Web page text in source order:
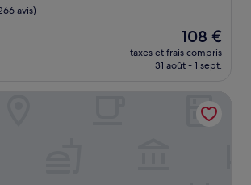
avis)
Le
nouveau
prix
de
108 €
108 €
taxes et frais compris
31 août - 1 sept.